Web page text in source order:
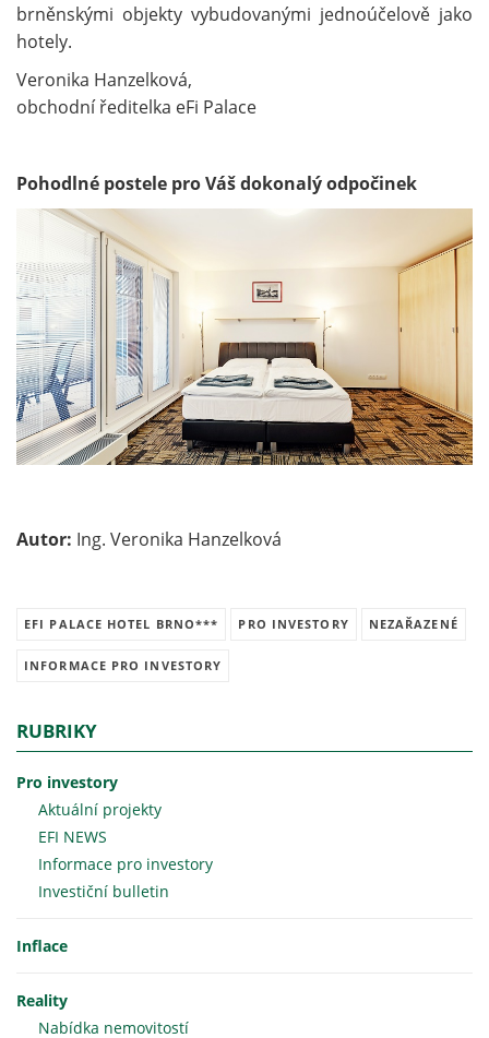
brněnskými objekty vybudovanými jednoúčelově jako
hotely.
Veronika Hanzelková,
obchodní ředitelka eFi Palace
Pohodlné postele pro Váš dokonalý odpočinek
Autor: Ing. Veronika Hanzelková
EFI PALACE HOTEL BRNO*** PRO INVESTORY NEZAŘAZENÉ
INFORMACE PRO INVESTORY
RUBRIKY
Pro investory
Aktuální projekty
EFI NEWS
Informace pro investory
Investiční bulletin
Inflace
Reality
Nabídka nemovitostí